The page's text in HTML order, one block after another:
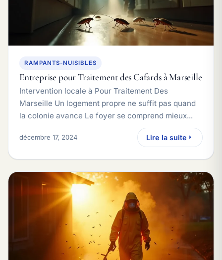
RAMPANTS-NUISIBLES
Entreprise pour Traitement des Cafards à Marseille
Intervention locale à Pour Traitement Des
Marseille Un logement propre ne suffit pas quand
la colonie avance Le foyer se comprend mieux...
décembre 17, 2024 Lire la suite